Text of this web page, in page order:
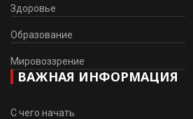
Здоровье
Образование
Мировоззрение
ВАЖНАЯ ИНФОРМАЦИЯ
С чего начать